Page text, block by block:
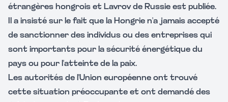
étrangères hongrois et Lavrov de Russie est publiée.
Il a insisté sur le fait que la Hongrie n'a jamais accepté
de sanctionner des individus ou des entreprises qui
sont importants pour la sécurité énergétique du
pays ou pour l'atteinte de la paix.
Les autorités de l'Union européenne ont trouvé
cette situation préoccupante et ont demandé des